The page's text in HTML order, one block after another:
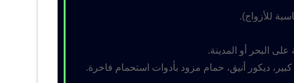
على البحر أو المدينة.
ديكور أنيق، حمام مزود بأدوات استحمام فاخرة.